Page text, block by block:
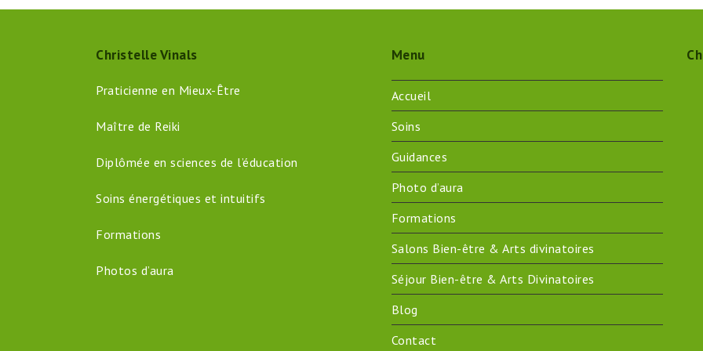
Christelle Vinals
Praticienne en Mieux-Être
Maître de Reiki
Diplômée en sciences de l’éducation
Soins énergétiques et intuitifs
Formations
Photos d’aura
Menu
Accueil
Soins
Guidances
Photo d’aura
Formations
Salons Bien-être & Arts divinatoires
Séjour Bien-être & Arts Divinatoires
Blog
Contact